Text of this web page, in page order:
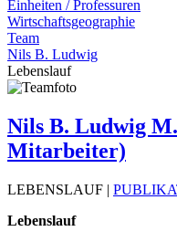
Einheiten / Professuren
Wirtschaftsgeographie
Team
Nils B. Ludwig
Lebenslauf
Nils B. Ludwig
Mitarbeiter)
LEBENSLAUF |
Lebenslauf